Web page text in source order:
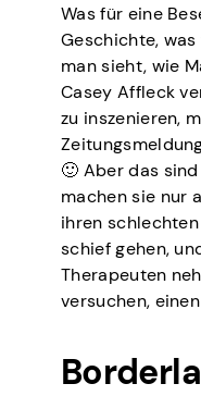
Was für eine
Geschichte,
man sieht, wie
Casey Affleck
zu inszenieren,
🙂 Aber das
machen sie nur
ihren
schief gehen,
Therapeuten
versuchen,